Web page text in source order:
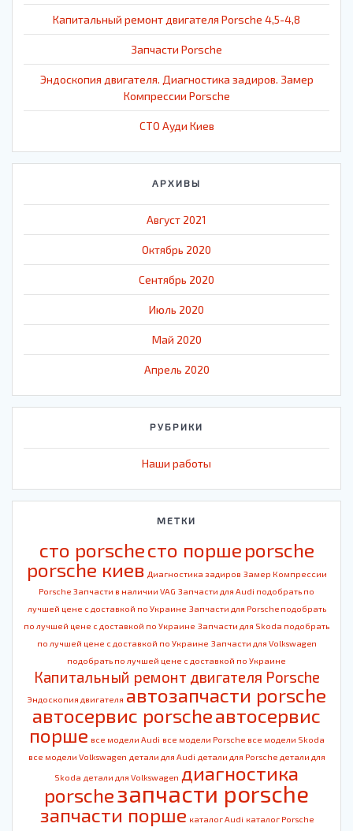
Капитальный ремонт двигателя Porsche 4,5-4,8
Запчасти Porsche
Эндоскопия двигателя. Диагностика задиров. Замер
Компрессии Porsche
СТО Ауди Киев
АРХИВЫ
Август 2021
Октябрь 2020
Сентябрь 2020
Июль 2020
Май 2020
Апрель 2020
РУБРИКИ
Наши работы
МЕТКИ
cто porschecто порше porsche
porsche киев Диагностика задиров Замер Компрессии
Porsche Запчасти в наличии VAG Запчасти для Audi подобрать по
лучшей цене с доставкой по Украине Запчасти для Porsche подобрать
по лучшей цене с доставкой по Украине Запчасти для Skoda подобрать
по лучшей цене с доставкой по Украине Запчасти для Volkswagen
подобрать по лучшей цене с доставкой по Украине
Капитальный ремонт двигателя Porsche
Эндоскопия двигателя автозапчасти porsche
автосервис porscheавтосервис
порше все модели Audi все модели Porsche все модели Skoda
все модели Volkswagen детали для Audi детали для Porsche детали для
Skoda детали для Volkswagen диагностика
porscheзапчасти porsche
запчасти порше каталог Audi каталог Porsche